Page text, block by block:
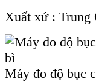
Xuất xứ : Trung
Máy đo độ bục